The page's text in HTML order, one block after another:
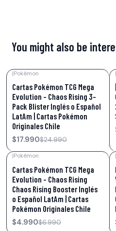
You might also be
|Pokémon
Cartas Pokémon TCG Mega
Evolution – Chaos Rising 3-
Pack Blister Inglés o Español
LatAm | Cartas Pokémon
Originales Chile
$17.990$24.990
|
|Pokémon
Cartas Pokémon TCG Mega
Evolution – Chaos Rising
Chaos Rising Booster Inglés
o Español LatAm | Cartas
Pokémon Originales Chile
$4.990$6.990
|